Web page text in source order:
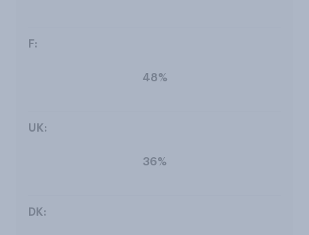
48%
36%